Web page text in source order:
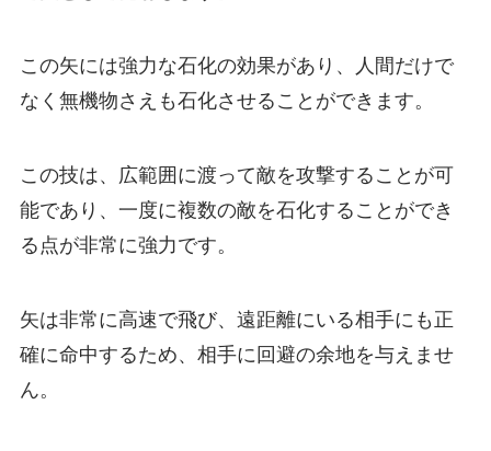
この矢には強力な石化の効果があり、人間だけで
なく無機物さえも石化させることができます。
この技は、広範囲に渡って敵を攻撃することが可
能であり、一度に複数の敵を石化することができ
る点が非常に強力です。
矢は非常に高速で飛び、遠距離にいる相手にも正
確に命中するため、相手に回避の余地を与えませ
ん。